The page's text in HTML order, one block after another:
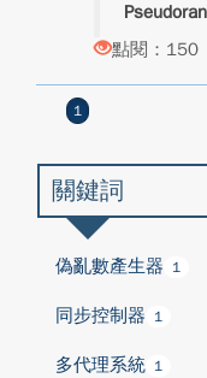
點閱：150
1
關鍵詞
偽亂數產生器 1
同步控制器 1
多代理系統 1